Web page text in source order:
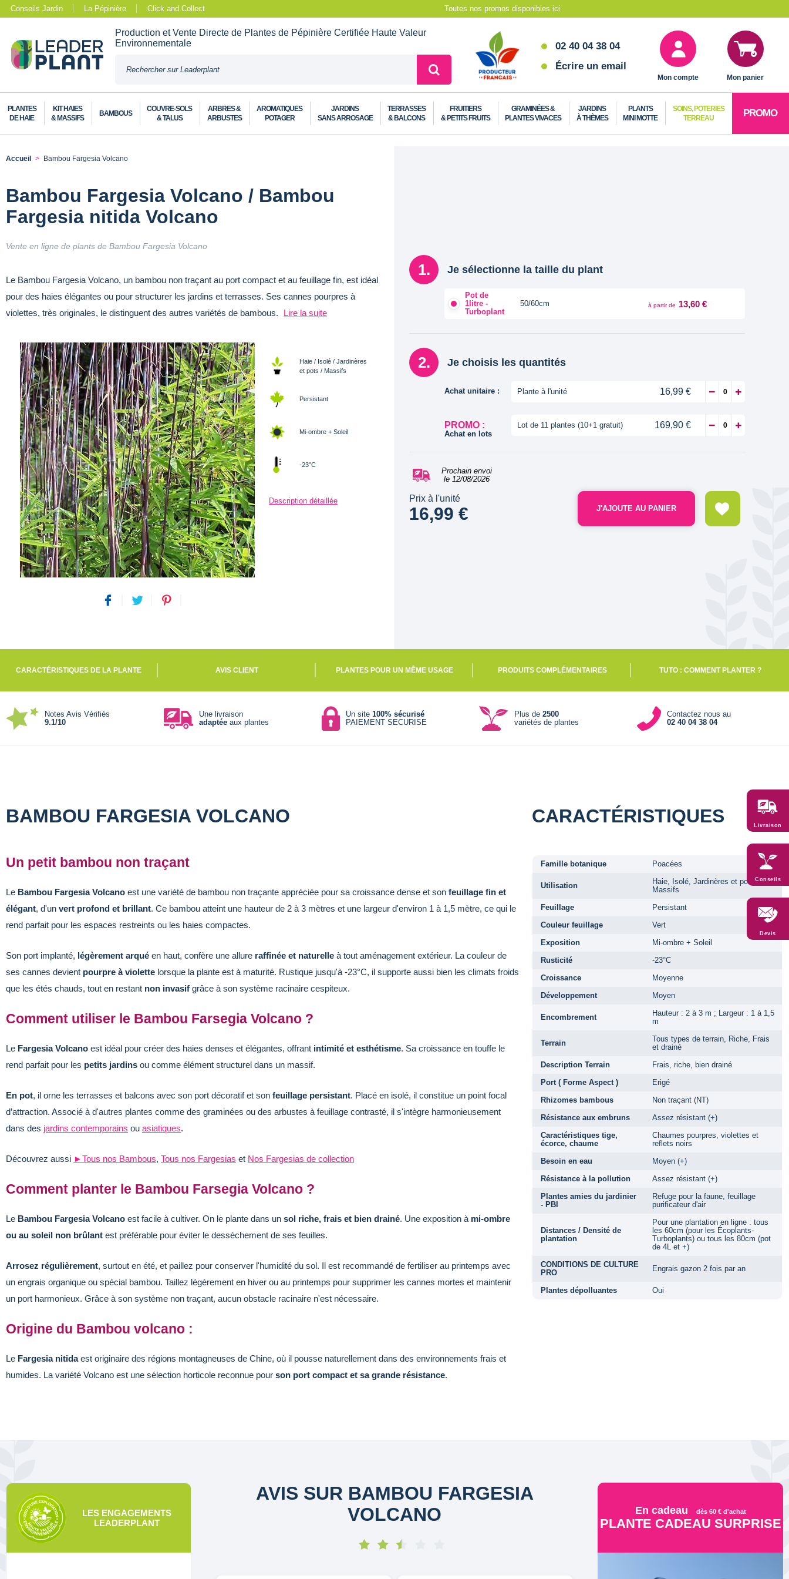
Conseils Jardin La Pépinière Click and Collect Toutes nos promos disponibles ici
Production et Vente Directe de Plantes de Pépinière Certifiée Haute Valeur
Environnementale
02 40 04 38 04
Écrire un email
Mon compte Mon panier
PLANTES
DE HAIE
KIT HAIES
& MASSIFS
BAMBOUS
COUVRE-SOLS
& TALUS
ARBRES &
ARBUSTES
AROMATIQUES
POTAGER
JARDINS
SANS ARROSAGE
TERRASSES
& BALCONS
FRUITIERS
& PETITS FRUITS
GRAMINÉES &
PLANTES VIVACES
JARDINS
À THÈMES
PLANTS
MINI MOTTE
SOINS, POTERIES
TERREAU
PROMO
Accueil Bambou Fargesia Volcano
Bambou Fargesia Volcano / Bambou
Fargesia nitida Volcano
Vente en ligne de plants de Bambou Fargesia Volcano
Le Bambou Fargesia Volcano, un bambou non traçant au port compact et au feuillage fin, est idéal
pour des haies élégantes ou pour structurer les jardins et terrasses. Ses cannes pourpres à
violettes, très originales, le distinguent des autres variétés de bambous.
Lire la suite
Haie / Isolé / Jardinères
et pots / Massifs
Persistant
Mi-ombre + Soleil
-23°C
Description détaillée
Je sélectionne la taille du plant
Pot de
1litre -
Turboplant
50/60cm à partir de 13,60 €
Je choisis les quantités
Achat unitaire : Plante à l'unité 16,99 €
PROMO :
Achat en lots
Lot de 11 plantes (10+1 gratuit) 169,90 €
Prochain envoi
le 12/08/2026
Prix à l'unité
16,99 € J'AJOUTE AU PANIER
CARACTÉRISTIQUES DE LA PLANTE AVIS CLIENT PLANTES POUR UN MÊME USAGE PRODUITS COMPLÉMENTAIRES TUTO : COMMENT PLANTER ?
Notes Avis Vérifiés
9.1/10
Une livraison
adaptéeaux plantes
Un site 100% sécurisé
PAIEMENT SECURISE
Plus de2500
variétés de plantes
Contactez nous au
02 40 04 38 04
BAMBOU FARGESIA VOLCANO
Un petit bambou non traçant
Le Bambou Fargesia Volcano est une variété de bambou non traçante appréciée pour sa croissance dense et son feuillage fin et
élégant, d'un vert profond et brillant. Ce bambou atteint une hauteur de 2 à 3 mètres et une largeur d'environ 1 à 1,5 mètre, ce qui le
rend parfait pour les espaces restreints ou les haies compactes.
Son port implanté, légèrement arqué en haut, confère une allure raffinée et naturelle à tout aménagement extérieur. La couleur de
ses cannes devient pourpre à violette lorsque la plante est à maturité. Rustique jusqu'à -23°C, il supporte aussi bien les climats froids
que les étés chauds, tout en restant non invasif grâce à son système racinaire cespiteux.
Comment utiliser le Bambou Farsegia Volcano ?
Le Fargesia Volcano est idéal pour créer des haies denses et élégantes, offrant intimité et esthétisme. Sa croissance en touffe le
rend parfait pour les petits jardins ou comme élément structurel dans un massif.
En pot, il orne les terrasses et balcons avec son port décoratif et son feuillage persistant. Placé en isolé, il constitue un point focal
d’attraction. Associé à d'autres plantes comme des graminées ou des arbustes à feuillage contrasté, il s'intègre harmonieusement
dans des jardins contemporains ou asiatiques.
Découvrez aussi ►Tous nos Bambous, Tous nos Fargesias et Nos Fargesias de collection
Comment planter le Bambou Farsegia Volcano ?
Le Bambou Fargesia Volcano est facile à cultiver. On le plante dans un sol riche, frais et bien drainé. Une exposition à mi-ombre
ou au soleil non brûlant est préférable pour éviter le dessèchement de ses feuilles.
Arrosez régulièrement, surtout en été, et paillez pour conserver l'humidité du sol. Il est recommandé de fertiliser au printemps avec
un engrais organique ou spécial bambou. Taillez légèrement en hiver ou au printemps pour supprimer les cannes mortes et maintenir
un port harmonieux. Grâce à son système non traçant, aucun obstacle racinaire n'est nécessaire.
Origine du Bambou volcano :
Le Fargesia nitidaest originaire des régions montagneuses de Chine, où il pousse naturellement dans des environnements frais et
humides. La variété Volcano est une sélection horticole reconnue pour son port compact et sa grande résistance.
CARACTÉRISTIQUES
Famille botanique Poacées
Utilisation
Haie, Isolé, Jardinères et pots,
Massifs
Feuillage
Persistant
Couleur feuillage
Vert
Exposition
Mi-ombre + Soleil
Rusticité
-23°C
Croissance
Moyenne
Développement
Moyen
Encombrement
Hauteur : 2 à 3 m ; Largeur : 1 à 1,5
m
Terrain
Tous types de terrain, Riche, Frais
et drainé
Description Terrain
Frais, riche, bien drainé
Port ( Forme Aspect )
Erigé
Rhizomes bambous
Non traçant (NT)
Résistance aux embruns
Assez résistant (+)
Caractéristiques tige,
écorce, chaume
Chaumes pourpres, violettes et
reflets noirs
Besoin en eau
Moyen (+)
Résistance à la pollution
Assez résistant (+)
Plantes amies du jardinier
- PBI
Refuge pour la faune, feuillage
purificateur d'air
Distances / Densité de
plantation
Pour une plantation en ligne : tous
les 60cm (pour les Écoplants-
Turboplants) ou tous les 80cm (pot
de 4L et +)
CONDITIONS DE CULTURE
PRO
Engrais gazon 2 fois par an
Plantes dépolluantes Oui
LES ENGAGEMENTS
LEADERPLANT
AVIS SUR BAMBOU FARGESIA
VOLCANO
En cadeau dès 60 € d'achat
PLANTE CADEAU SURPRISE
Livraison
Conseils
Devis